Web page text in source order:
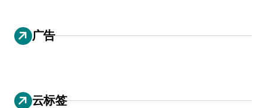
广告
云标签